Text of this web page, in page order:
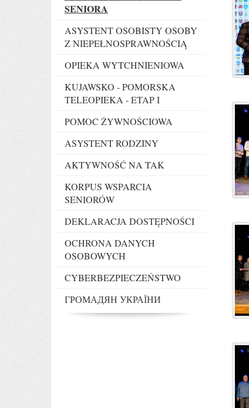
SENIORA
ASYSTENT OSOBISTY OSOBY
Z NIEPEŁNOSPRAWNOŚCIĄ
OPIEKA WYTCHNIENIOWA
KUJAWSKO - POMORSKA
TELEOPIEKA - ETAP I
POMOC ŻYWNOŚCIOWA
ASYSTENT RODZINY
AKTYWNOŚĆ NA TAK
KORPUS WSPARCIA
SENIORÓW
DEKLARACJA DOSTĘPNOŚCI
OCHRONA DANYCH
OSOBOWYCH
CYBERBEZPIECZEŃSTWO
ГРОМАДЯН УКРАЇНИ